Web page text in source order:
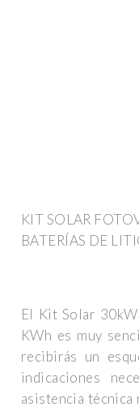
KIT SOLAR
BATERÍAS DE
El Kit Solar
KWh es muy
recibirás un
indicaciones
asistencia técnica